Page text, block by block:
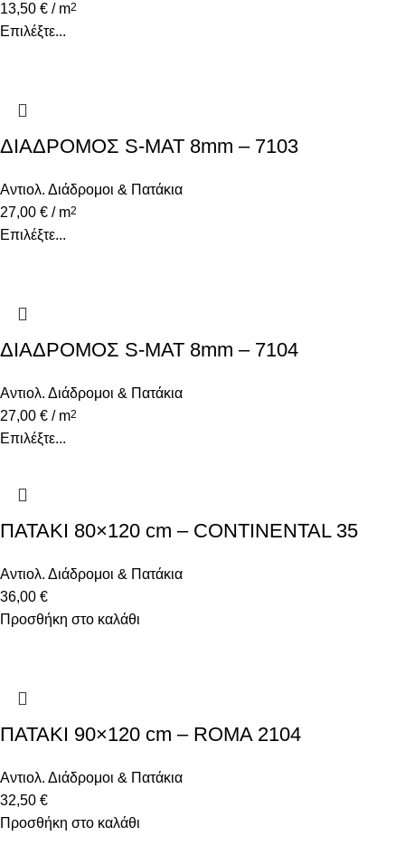
13,50 € / m2
Επιλέξτε...
ΔΙΑΔΡΟΜΟΣ S-MAT 8mm – 7103
Αντιολ. Διάδρομοι & Πατάκια
27,00 € / m2
Επιλέξτε...
ΔΙΑΔΡΟΜΟΣ S-MAT 8mm – 7104
Αντιολ. Διάδρομοι & Πατάκια
27,00 € / m2
Επιλέξτε...
ΠΑΤΑΚΙ 80×120 cm – CONTINENTAL 35
Αντιολ. Διάδρομοι & Πατάκια
36,00 €
Προσθήκη στο καλάθι
ΠΑΤΑΚΙ 90×120 cm – ROMA 2104
Αντιολ. Διάδρομοι & Πατάκια
32,50 €
Προσθήκη στο καλάθι